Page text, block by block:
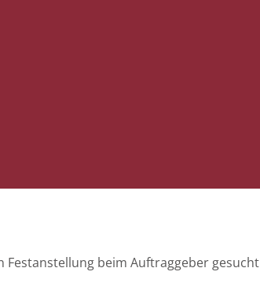
beim Auftraggeber gesucht